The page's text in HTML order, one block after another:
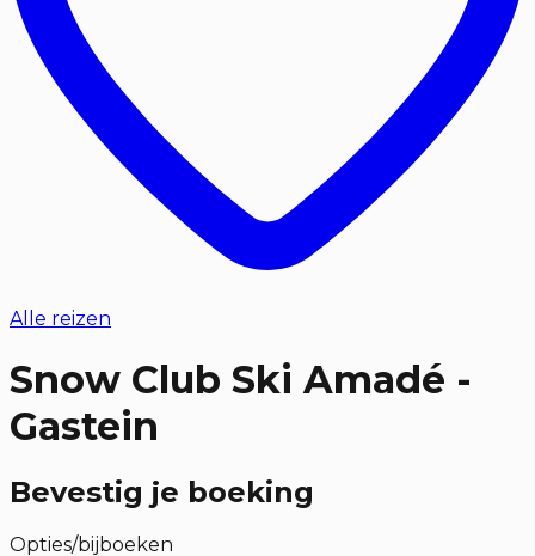
Alle reizen
Snow Club Ski Amadé -
Gastein
Bevestig je boeking
Opties/bijboeken